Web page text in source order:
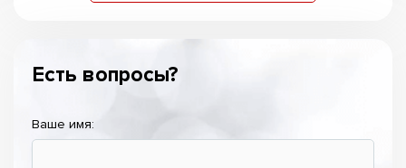
Есть вопросы?
Ваше имя: